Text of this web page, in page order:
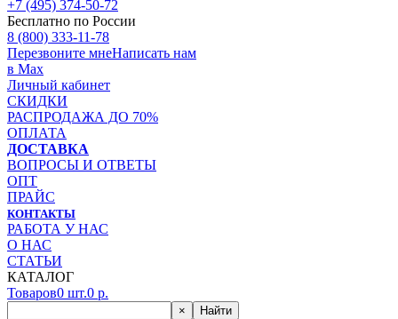
+7 (495) 374-50-72
Бесплатно по России
8 (800) 333-11-78
Перезвоните мнеНаписать нам
в Max
Личный кабинет
СКИДКИ
РАСПРОДАЖА ДО 70%
ОПЛАТА
ДОСТАВКА
ВОПРОСЫ И ОТВЕТЫ
ОПТ
ПРАЙС
КОНТАКТЫ
РАБОТА У НАС
О НАС
СТАТЬИ
КАТАЛОГ
Товаров0 шт.0 р.
× Найти